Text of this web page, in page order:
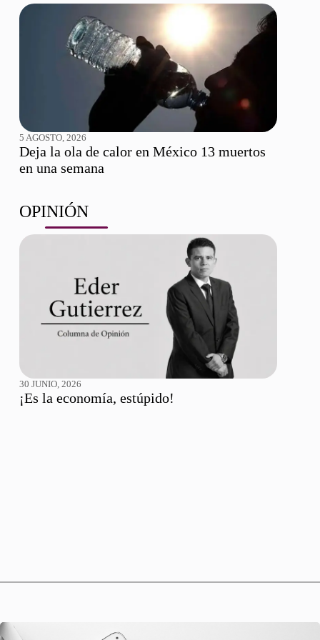
5 AGOSTO, 2026
Deja la ola de calor en México 13 muertos
en una semana
OPINIÓN
30 JUNIO, 2026
¡Es la economía, estúpido!